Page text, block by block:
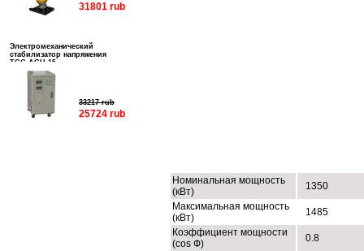
31801 rub
Электромеханический
стабилизатор напряжения
ТСС АСН-15
33217 rub
25724 rub
Номинальная мощность
(кВт)
1350
Максимальная мощность
(кВт)
1485
Коэффициент мощности
(cos Ф)
0.8